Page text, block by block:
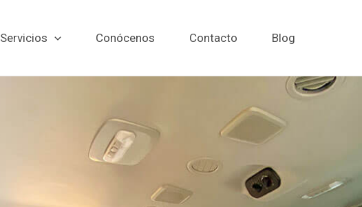
Servicios Conócenos Contacto Blog